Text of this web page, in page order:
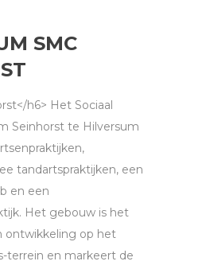
SMC
h6> Het Sociaal
Seinhorst te Hilversum
tandartspraktijken, een
en een
Het gebouw is het
ontwikkeling op het
terrein en markeert de